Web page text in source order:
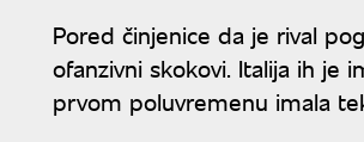
Pored činjenice da je rival
ofanzivni skokovi. Italija ih je
prvom poluvremenu imala